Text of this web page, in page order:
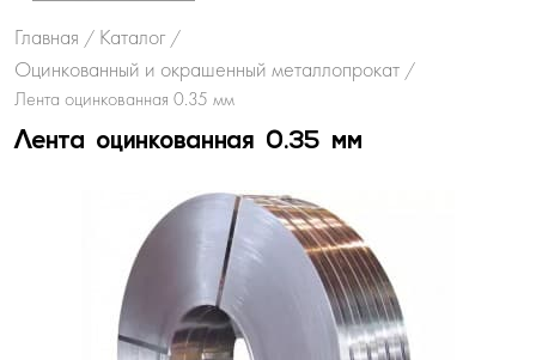
Главная / Каталог /
Оцинкованный и окрашенный металлопрокат /
Лента оцинкованная 0.35 мм
Лента оцинкованная 0.35 мм